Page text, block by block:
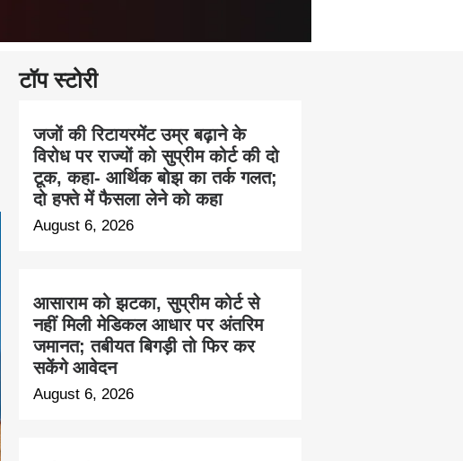
टॉप स्टोरी
जजों की रिटायरमेंट उम्र बढ़ाने के
विरोध पर राज्यों को सुप्रीम कोर्ट की दो
टूक, कहा- आर्थिक बोझ का तर्क गलत;
दो हफ्ते में फैसला लेने को कहा
August 6, 2026
आसाराम को झटका, सुप्रीम कोर्ट से
नहीं मिली मेडिकल आधार पर अंतरिम
जमानत; तबीयत बिगड़ी तो फिर कर
सकेंगे आवेदन
August 6, 2026